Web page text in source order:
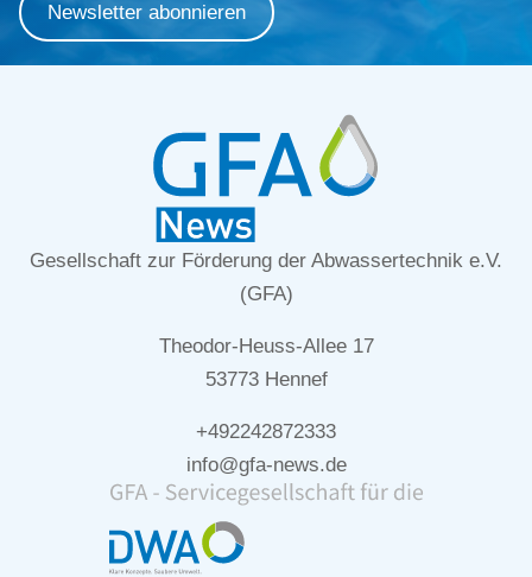
Newsletter abonnieren
Gesellschaft zur Förderung der Abwassertechnik e.V.
(GFA)
Theodor-Heuss-Allee 17
53773 Hennef
+492242872333
info@gfa-news.de